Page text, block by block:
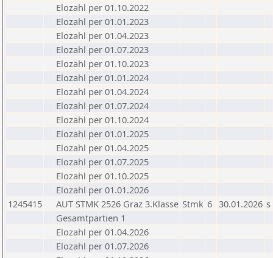
Elozahl per 01.10.2022
Elozahl per 01.01.2023
Elozahl per 01.04.2023
Elozahl per 01.07.2023
Elozahl per 01.10.2023
Elozahl per 01.01.2024
Elozahl per 01.04.2024
Elozahl per 01.07.2024
Elozahl per 01.10.2024
Elozahl per 01.01.2025
Elozahl per 01.04.2025
Elozahl per 01.07.2025
Elozahl per 01.10.2025
Elozahl per 01.01.2026
1245415
AUT STMK 2526 Graz 3.Klasse Stmk 6 30.01.2026 s
Gesamtpartien 1
Elozahl per 01.04.2026
Elozahl per 01.07.2026